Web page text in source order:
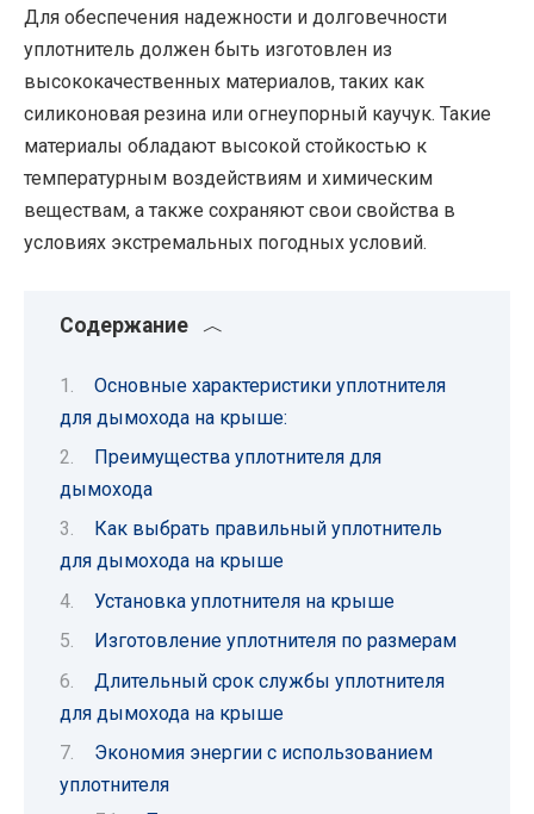
Для обеспечения надежности и долговечности
уплотнитель должен быть изготовлен из
высококачественных материалов, таких как
силиконовая резина или огнеупорный каучук. Такие
материалы обладают высокой стойкостью к
температурным воздействиям и химическим
веществам, а также сохраняют свои свойства в
условиях экстремальных погодных условий.
Содержание
Основные характеристики уплотнителя
для дымохода на крыше:
Преимущества уплотнителя для
дымохода
Как выбрать правильный уплотнитель
для дымохода на крыше
Установка уплотнителя на крыше
Изготовление уплотнителя по размерам
Длительный срок службы уплотнителя
для дымохода на крыше
Экономия энергии с использованием
уплотнителя